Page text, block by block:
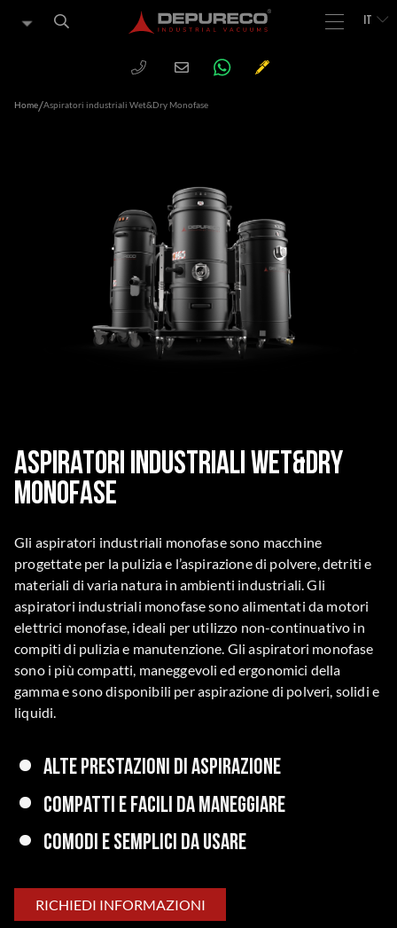
IT
PHONE Email WHATSAPP CHIEDI
UN
Home/Aspiratori industriali Wet&Dry Monofase
Aspiratori industriali Wet&Dry
Monofase
Gli aspiratori industriali monofase sono macchine
progettate per la pulizia e l’aspirazione di polvere, detriti e
materiali di varia natura in ambienti industriali. Gli
aspiratori industriali monofase sono alimentati da motori
elettrici monofase, ideali per utilizzo non-continuativo in
compiti di pulizia e manutenzione. Gli aspiratori monofase
sono i più compatti, maneggevoli ed ergonomici della
gamma e sono disponibili per aspirazione di polveri, solidi e
liquidi.
Alte prestazioni di aspirazione
Compatti e facili da maneggiare
Comodi e semplici da usare
RICHIEDI INFORMAZIONI